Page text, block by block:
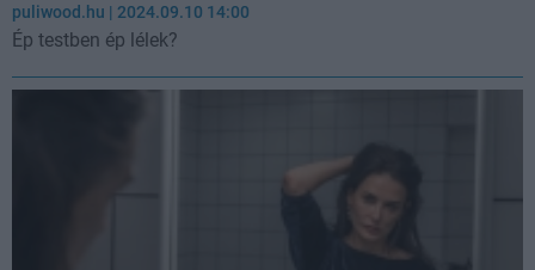
puliwood.hu | 2024.09.10 14:00
Ép testben ép lélek?